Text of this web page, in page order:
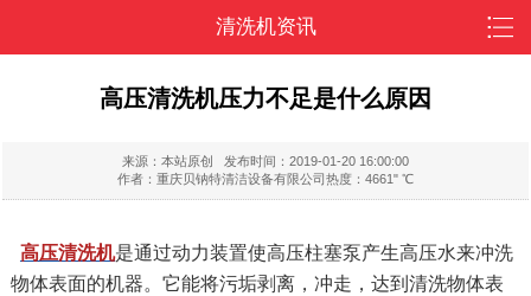
清洗机资讯
高压清洗机压力不足是什么原因
来源：本站原创 发布时间：2019-01-20 16:00:00
作者：重庆贝钠特清洁设备有限公司热度：4661" ℃
高压清洗机是通过动力装置使高压柱塞泵产生高压水来冲洗
物体表面的机器。它能将污垢剥离，冲走，达到清洗物体表